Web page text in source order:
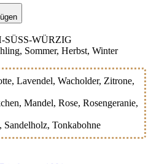
SÜSS-WÜRZIG
Sommer, Herbst, Winter
, Lavendel, Wacholder, Zitrone,
, Mandel, Rose, Rosengeranie,
, Sandelholz, Tonkabohne